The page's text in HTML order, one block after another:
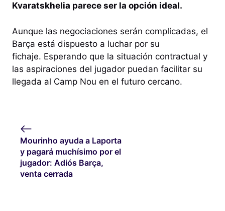
Kvaratskhelia parece ser la opción ideal.
Aunque las negociaciones serán complicadas, el
Barça está dispuesto a luchar por su
fichaje. Esperando que la situación contractual y
las aspiraciones del jugador puedan facilitar su
llegada al Camp Nou en el futuro cercano.
Mourinho ayuda a Laporta
y pagará muchísimo por el
jugador: Adiós Barça,
venta cerrada